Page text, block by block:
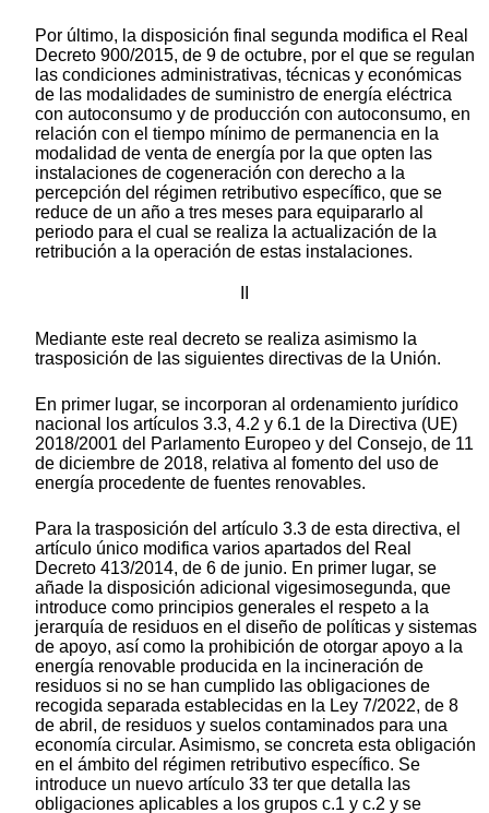
Por último, la disposición final segunda modifica el Real
Decreto 900/2015, de 9 de octubre, por el que se regulan
las condiciones administrativas, técnicas y económicas
de las modalidades de suministro de energía eléctrica
con autoconsumo y de producción con autoconsumo, en
relación con el tiempo mínimo de permanencia en la
modalidad de venta de energía por la que opten las
instalaciones de cogeneración con derecho a la
percepción del régimen retributivo específico, que se
reduce de un año a tres meses para equipararlo al
periodo para el cual se realiza la actualización de la
retribución a la operación de estas instalaciones.
Mediante este real decreto se realiza asimismo la
trasposición de las siguientes directivas de la Unión.
En primer lugar, se incorporan al ordenamiento jurídico
nacional los artículos 3.3, 4.2 y 6.1 de la Directiva (UE)
2018/2001 del Parlamento Europeo y del Consejo, de 11
de diciembre de 2018, relativa al fomento del uso de
energía procedente de fuentes renovables.
Para la trasposición del artículo 3.3 de esta directiva, el
artículo único modifica varios apartados del Real
Decreto 413/2014, de 6 de junio. En primer lugar, se
añade la disposición adicional vigesimosegunda, que
introduce como principios generales el respeto a la
jerarquía de residuos en el diseño de políticas y sistemas
de apoyo, así como la prohibición de otorgar apoyo a la
energía renovable producida en la incineración de
residuos si no se han cumplido las obligaciones de
recogida separada establecidas en la Ley 7/2022, de 8
de abril, de residuos y suelos contaminados para una
economía circular. Asimismo, se concreta esta obligación
en el ámbito del régimen retributivo específico. Se
introduce un nuevo artículo 33 ter que detalla las
obligaciones aplicables a los grupos c.1 y c.2 y se